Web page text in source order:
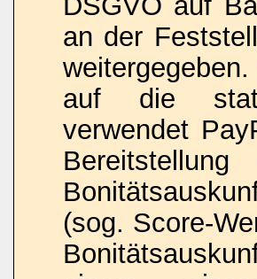
an der
auf die
verwendet
(sog. Score-